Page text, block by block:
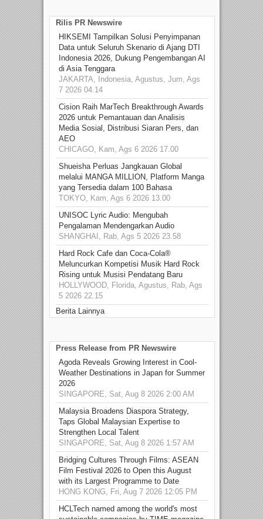
Rilis PR Newswire
HIKSEMI Tampilkan Solusi Penyimpanan
Data untuk Seluruh Skenario di Ajang DTI
Indonesia 2026, Dukung Pengembangan AI
di Asia Tenggara
JAKARTA, Indonesia, Agustus, Jum, Ags
7 2026 04.14
Cision Raih MarTech Breakthrough Awards
2026 untuk Pemantauan dan Analisis
Media Sosial, Distribusi Siaran Pers, dan
AEO
CHICAGO, Kam, Ags 6 2026 17.00
Shueisha Perluas Jangkauan Global
melalui MANGA MILLION, Platform Manga
yang Tersedia dalam 100 Bahasa
TOKYO, Kam, Ags 6 2026 13.00
UNISOC Lyric Audio: Mengubah
Pengalaman Mendengarkan Audio
SHANGHAI, Rab, Ags 5 2026 23.58
Hard Rock Cafe dan Coca-Cola®
Meluncurkan Kompetisi Musik Hard Rock
Rising untuk Musisi Pendatang Baru
HOLLYWOOD, Florida, Agustus, Rab, Ags
5 2026 22.15
Berita Lainnya
Press Release from PR Newswire
Agoda Reveals Growing Interest in Cool-
Weather Destinations in Japan for Summer
2026
SINGAPORE, Sat, Aug 8 2026 2:00 AM
Malaysia Broadens Diaspora Strategy,
Taps Global Malaysian Expertise to
Strengthen Local Talent
SINGAPORE, Sat, Aug 8 2026 1:57 AM
Bridging Cultures Through Films: ASEAN
Film Festival 2026 to Open this August
with its Largest Programme to Date
HONG KONG, Fri, Aug 7 2026 12:05 PM
HCLTech named among the world's most